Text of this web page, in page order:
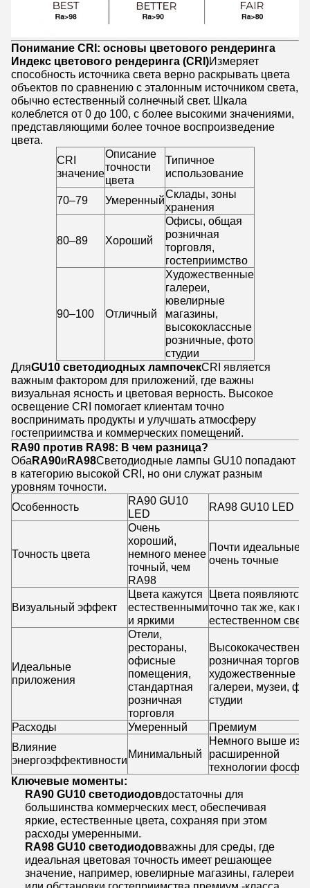
Понимание CRI: основы цветового рендеринга
Индекс цветового рендеринга (CRI)Измеряет
способность источника света верно раскрывать цвета
объектов по сравнению с эталонным источником света,
обычно естественный солнечный свет. Шкала
колеблется от 0 до 100, с более высокими значениями,
представляющими более точное воспроизведение
цвета.
CRI
значение
Описание
точности
цвета
Типичное
использование
70–79 УмеренныйСклады, зоны
хранения
80–89 Хороший
Офисы, общая
розничная
торговля,
гостеприимство
90–100 Отличный
Художественные
галереи,
ювелирные
магазины,
высококлассные
розничные, фото
студии
ДляGU10 светодиодных лампочекCRI является
важным фактором для приложений, где важны
визуальная ясность и цветовая верность. Высокое
освещение CRI помогает клиентам точно
воспринимать продукты и улучшать атмосферу
гостеприимства и коммерческих помещений.
RA90 против RA98: В чем разница?
ОбаRA90иRA98Светодиодные лампы GU10 попадают
в категорию высокой CRI, но они служат разным
уровням точности.
Особенность
RA90 GU10
LED
RA98 GU10 LED
Точность цвета
Очень
хороший,
немного менее
точный, чем
RA98
Почти идеальные,
очень точные
Визуальный эффект
Цвета кажутся
естественными
и яркими
Цвета появляются
точно так же, как в
естественном
Идеальные
приложения
Отели,
рестораны,
офисные
помещения,
стандартная
розничная
торговля
розничная
художественные
галереи, музеи,
студии
Расходы Умеренный
Премиум
Влияние
энергоэффективностиМинимальный
Немного выше из -
расширенной
технологии
Ключевые моменты:
RA90 GU10 светодиодовдостаточны для
большинства коммерческих мест, обеспечивая
яркие, естественные цвета, сохраняя при этом
расходы умеренными.
RA98 GU10 светодиодовважны для среды, где
идеальная цветовая точность имеет решающее
значение, например, ювелирные магазины, галереи